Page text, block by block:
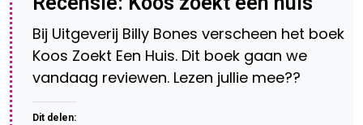
Bij Uitgeverij Billy Bones verscheen het boek
Koos Zoekt Een Huis. Dit boek gaan we
vandaag reviewen. Lezen jullie mee??
Dit delen: